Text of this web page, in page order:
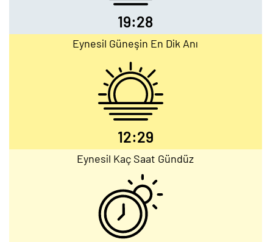
19:28
Eynesil Güneşin En Dik Anı
12:29
Eynesil Kaç Saat Gündüz